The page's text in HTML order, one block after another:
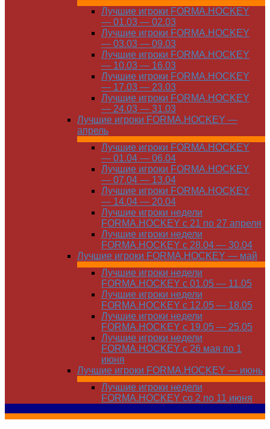
Лучшие игроки FORMA.HOCKEY
— 01.03 — 02.03
Лучшие игроки FORMA.HOCKEY
— 03.03 — 09.03
Лучшие игроки FORMA.HOCKEY
— 10.03 — 16.03
Лучшие игроки FORMA.HOCKEY
— 17.03 — 23.03
Лучшие игроки FORMA.HOCKEY
— 24.03 — 31.03
Лучшие игроки FORMA.HOCKEY —
апрель
Лучшие игроки FORMA.HOCKEY
— 01.04 — 06.04
Лучшие игроки FORMA.HOCKEY
— 07.04 — 13.04
Лучшие игроки FORMA.HOCKEY
— 14.04 — 20.04
Лучшие игроки недели
FORMA.HOCKEY с 21 по 27 апреля
Лучшие игроки недели
FORMA.HOCKEY с 28.04 — 30.04
Лучшие игроки FORMA.HOCKEY — май
Лучшие игроки недели
FORMA.HOCKEY с 01.05 — 11.05
Лучшие игроки недели
FORMA.HOCKEY с 12.05 — 18.05
Лучшие игроки недели
FORMA.HOCKEY с 19.05 — 25.05
Лучшие игроки недели
FORMA.HOCKEY с 26 мая по 1
июня
Лучшие игроки FORMA.HOCKEY — июнь
Лучшие игроки недели
FORMA.HOCKEY со 2 по 11 июня